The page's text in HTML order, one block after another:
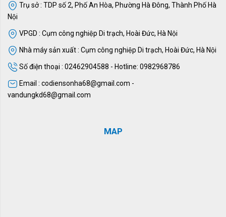
Trụ sở : TDP số 2, Phố An Hòa, Phường Hà Đông, Thành Phố Hà
Nội
VPGD : Cụm công nghiệp Di trạch, Hoài Đức, Hà Nội
Nhà máy sản xuất : Cụm công nghiệp Di trạch, Hoài Đức, Hà Nội
Số điện thoại : 02462904588 - Hotline: 0982968786
Email : codiensonha68@gmail.com -
vandungkd68@gmail.com
MAP